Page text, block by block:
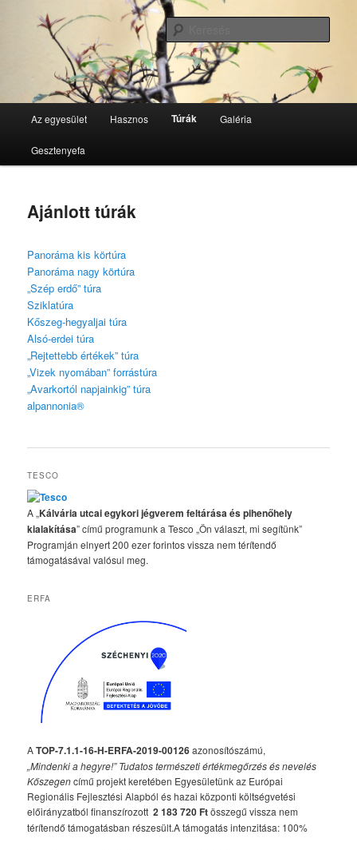
GesztenyeKék
GesztenyeKék Természetbarát Egyesület honlapja
Az egyesület Hasznos Túrák Galéria
Gesztenyefa
Ajánlott túrák
Panoráma kis körtúra
Panoráma nagy körtúra
„Szép erdő” túra
Sziklatúra
Kőszeg-hegyaljai túra
Alsó-erdei túra
„Rejtettebb értékek” túra
„Vizek nyomában” forrástúra
„Avarkortól napjainkig” túra
alpannonia®
TESCO
A „Kálvária utcai egykori jégverem feltárása és pihenőhely
kialakítása” című programunk a Tesco „Ön választ, mi segítünk”
Programján elnyert 200 ezer forintos vissza nem térítendő
támogatásával valósul meg.
ERFA
ATOP-7.1.1-16-H-ERFA-2019-00126azonosítószámú,
„Mindenki a hegyre!” Tudatos természeti értékmegőrzés és nevelés
Kőszegencímű projekt keretében Egyesületünk az Európai
Regionális Fejlesztési Alapból és hazai központi költségvetési
előirányzatból finanszírozott2 183 720 Ftösszegű vissza nem
térítendő támogatásban részesült.A támogatás intenzitása: 100%